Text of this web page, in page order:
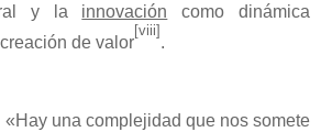
y la innovación como dinámica
de valor
[viii]
.
«Hay una complejidad que nos somete